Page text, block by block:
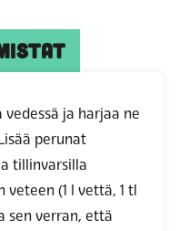
vedessä ja harjaa ne
perunat
tillinvarsilla
(1 l vettä, 1 tl
sen verran, että